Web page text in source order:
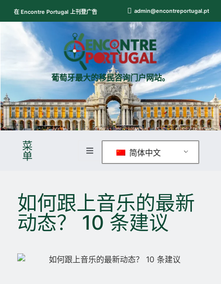
在 Encontre Portugal 上刊登广告 admin@encontreportugal.pt
葡萄牙最大的移民咨询门户网站。
菜
单
简体中文
如何跟上音乐的最新
动态？ 10 条建议